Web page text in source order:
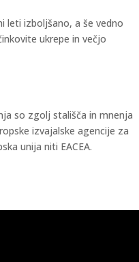
leti izboljšano, a še vedno
ukrepe in večjo
so zgolj stališča in mnenja
izvajalske agencije za
unija niti EACEA.